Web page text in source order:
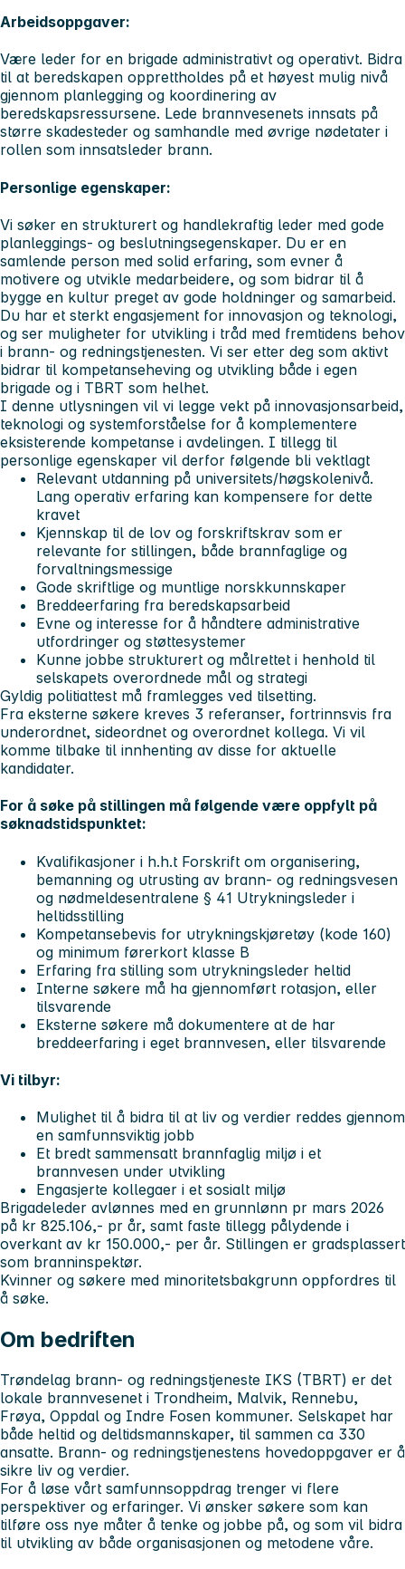
Arbeidsoppgaver:
Være leder for en brigade administrativt og operativt. Bidra
til at beredskapen opprettholdes på et høyest mulig nivå
gjennom planlegging og koordinering av
beredskapsressursene. Lede brannvesenets innsats på
større skadesteder og samhandle med øvrige nødetater i
rollen som innsatsleder brann.
Personlige egenskaper:
Vi søker en strukturert og handlekraftig leder med gode
planleggings- og beslutningsegenskaper. Du er en
samlende person med solid erfaring, som evner å
motivere og utvikle medarbeidere, og som bidrar til å
bygge en kultur preget av gode holdninger og samarbeid.
Du har et sterkt engasjement for innovasjon og teknologi,
og ser muligheter for utvikling i tråd med fremtidens behov
i brann- og redningstjenesten. Vi ser etter deg som aktivt
bidrar til kompetanseheving og utvikling både i egen
brigade og i TBRT som helhet.
I denne utlysningen vil vi legge vekt på innovasjonsarbeid,
teknologi og systemforståelse for å komplementere
eksisterende kompetanse i avdelingen. I tillegg til
personlige egenskaper vil derfor følgende bli vektlagt
Relevant utdanning på universitets/høgskolenivå.
Lang operativ erfaring kan kompensere for dette
kravet
Kjennskap til de lov og forskriftskrav som er
relevante for stillingen, både brannfaglige og
forvaltningsmessige
Gode skriftlige og muntlige norskkunnskaper
Breddeerfaring fra beredskapsarbeid
Evne og interesse for å håndtere administrative
utfordringer og støttesystemer
Kunne jobbe strukturert og målrettet i henhold til
selskapets overordnede mål og strategi
Gyldig politiattest må framlegges ved tilsetting.
Fra eksterne søkere kreves 3 referanser, fortrinnsvis fra
underordnet, sideordnet og overordnet kollega. Vi vil
komme tilbake til innhenting av disse for aktuelle
kandidater.
For å søke på stillingen må følgende være oppfylt på
søknadstidspunktet:
Kvalifikasjoner i h.h.t Forskrift om organisering,
bemanning og utrusting av brann- og redningsvesen
og nødmeldesentralene § 41 Utrykningsleder i
heltidsstilling
Kompetansebevis for utrykningskjøretøy (kode 160)
og minimum førerkort klasse B
Erfaring fra stilling som utrykningsleder heltid
Interne søkere må ha gjennomført rotasjon, eller
tilsvarende
Eksterne søkere må dokumentere at de har
breddeerfaring i eget brannvesen, eller tilsvarende
Vi tilbyr:
Mulighet til å bidra til at liv og verdier reddes gjennom
en samfunnsviktig jobb
Et bredt sammensatt brannfaglig miljø i et
brannvesen under utvikling
Engasjerte kollegaer i et sosialt miljø
Brigadeleder avlønnes med en grunnlønn pr mars 2026
på kr 825.106,- pr år, samt faste tillegg pålydende i
overkant av kr 150.000,- per år. Stillingen er gradsplassert
som branninspektør.
Kvinner og søkere med minoritetsbakgrunn oppfordres til
å søke.
Om bedriften
Trøndelag brann- og redningstjeneste IKS (TBRT) er det
lokale brannvesenet i Trondheim, Malvik, Rennebu,
Frøya, Oppdal og Indre Fosen kommuner. Selskapet har
både heltid og deltidsmannskaper, til sammen ca 330
ansatte. Brann- og redningstjenestens hovedoppgaver er å
sikre liv og verdier.
For å løse vårt samfunnsoppdrag trenger vi flere
perspektiver og erfaringer. Vi ønsker søkere som kan
tilføre oss nye måter å tenke og jobbe på, og som vil bidra
til utvikling av både organisasjonen og metodene våre.